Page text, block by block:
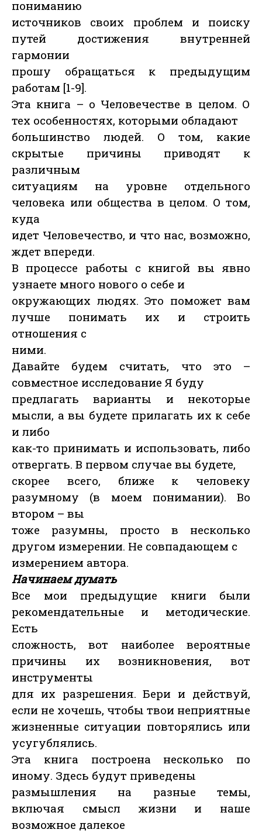
пониманию
источников своих проблем и поиску
путей достижения внутренней
гармонии
прошу обращаться к предыдущим
работам [1-9].
Эта книга – о Человечестве в целом. О
тех особенностях, которыми обладают
большинство людей. О том, какие
скрытые причины приводят к
различным
ситуациям на уровне отдельного
человека или общества в целом. О том,
куда
идет Человечество, и что нас, возможно,
ждет впереди.
В процессе работы с книгой вы явно
узнаете много нового о себе и
окружающих людях. Это поможет вам
лучше понимать их и строить
отношения с
ними.
Давайте будем считать, что это –
совместное исследование Я буду
предлагать варианты и некоторые
мысли, а вы будете прилагать их к себе
и либо
как-то принимать и использовать, либо
отвергать. В первом случае вы будете,
скорее всего, ближе к человеку
разумному (в моем понимании). Во
втором – вы
тоже разумны, просто в несколько
другом измерении. Не совпадающем с
измерением автора.
Начинаем думать
Все мои предыдущие книги были
рекомендательные и методические.
Есть
сложность, вот наиболее вероятные
причины их возникновения, вот
инструменты
для их разрешения. Бери и действуй,
если не хочешь, чтобы твои неприятные
жизненные ситуации повторялись или
усугублялись.
Эта книга построена несколько по
иному. Здесь будут приведены
размышления на разные темы,
включая смысл жизни и наше
возможное далекое